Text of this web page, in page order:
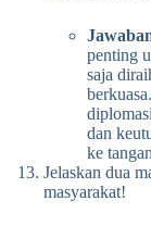
penting
saja
dan
ke
Jelaskan dua
masyarakat!